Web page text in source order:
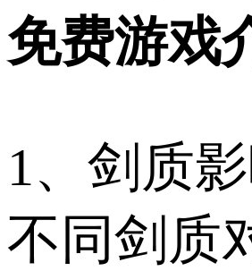
免费游戏
1、剑质影
不同剑质